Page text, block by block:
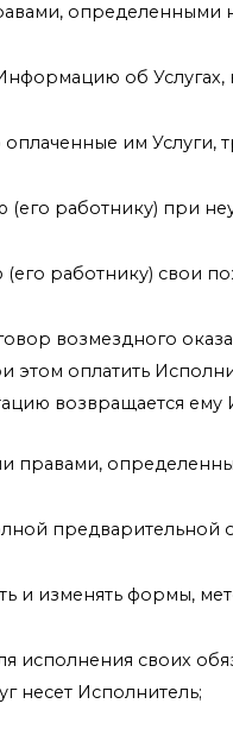
об
оплаченные им
(его работнику) при
(его работнику) свои
возмездного
оплатить
возвращается
правами,
и изменять формы,
исполнения своих
несет Исполнитель;